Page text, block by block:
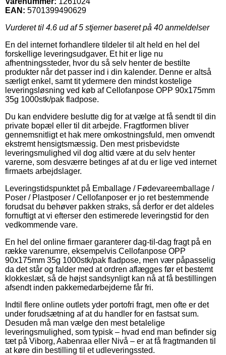
EAN: 5701399490629
Vurderet til 4.6 ud af 5 stjerner baseret på 40 anmeldelser
En del internet forhandlere tildeler til alt held en hel del
forskellige leveringsudgaver. Et hit er lige nu
afhentningssteder, hvor du så selv henter de bestilte
produkter når det passer ind i din kalender. Denne er altså
særligt enkel, samt tit ydermere den mindst kostelige
leveringsløsning ved køb af Cellofanpose OPP 90x175mm
35g 1000stk/pak fladpose.
Du kan endvidere beslutte dig for at vælge at få sendt til din
private bopæl eller til dit arbejde. Fragtformen bliver
gennemsnitligt et hak mere omkostningsfuld, men omvendt
ekstremt hensigtsmæssig. Den mest prisbevidste
leveringsmulighed vil dog altid være at du selv henter
varerne, som desværre betinges af at du er lige ved internet
firmaets arbejdslager.
Leveringstidspunktet på Emballage / Fødevareemballage /
Poser / Plastposer / Cellofanposer er jo ret bestemmende
forudsat du behøver pakken straks, så derfor er det aldeles
fornuftigt at vi efterser den estimerede leveringstid for den
vedkommende vare.
En hel del online firmaer garanterer dag-til-dag fragt på en
række varenumre, eksempelvis Cellofanpose OPP
90x175mm 35g 1000stk/pak fladpose, men vær påpasselig
da det står og falder med at ordren aflægges før et bestemt
klokkeslæt, så de højst sandsynligt kan nå at få bestillingen
afsendt inden pakkemedarbejderne får fri.
Indtil flere online outlets yder portofri fragt, men ofte er det
under forudsætning af at du handler for en fastsat sum.
Desuden må man vælge den mest betalelige
leveringsmulighed, som typisk – hvad end man befinder sig
tæt på Viborg, Aabenraa eller Nivå – er at få fragtmanden til
at køre din bestilling til et udleveringssted.